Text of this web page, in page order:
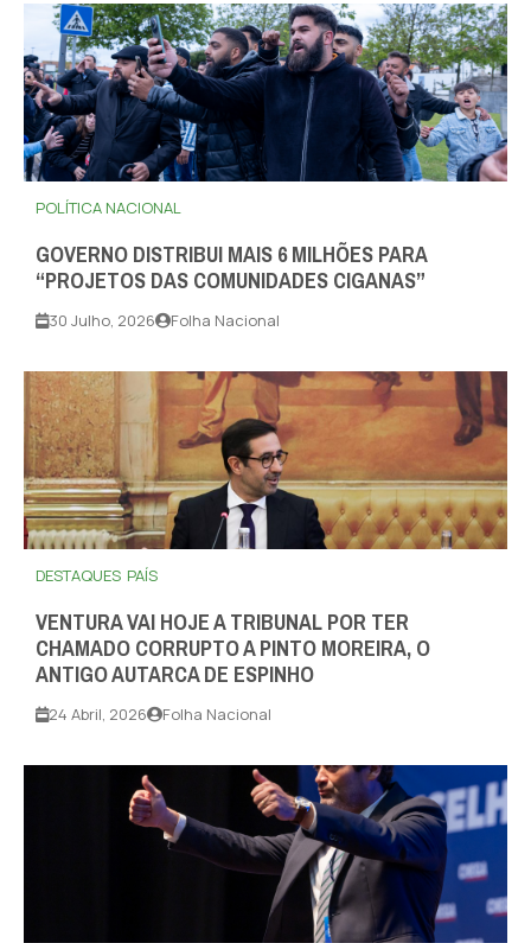
POLÍTICA NACIONAL
GOVERNO DISTRIBUI MAIS 6 MILHÕES PARA
“PROJETOS DAS COMUNIDADES CIGANAS”
30 Julho, 2026 Folha Nacional
DESTAQUES PAÍS
VENTURA VAI HOJE A TRIBUNAL POR TER
CHAMADO CORRUPTO A PINTO MOREIRA, O
ANTIGO AUTARCA DE ESPINHO
24 Abril, 2026 Folha Nacional